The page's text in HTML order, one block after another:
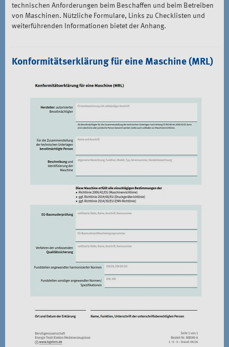
technischen Anforderungen beim Beschaffen und beim Betreiben
von Maschinen. Nützliche Formulare, Links zu Checklisten und
weiterführenden Informationen bietet der Anhang.
Konformitätserklärung für eine Maschine (MRL)